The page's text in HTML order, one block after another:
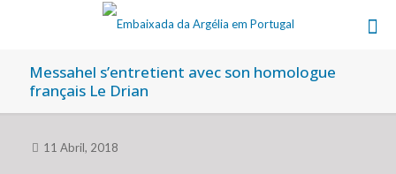
Messahel s’entretient avec son homologue
français Le Drian
11 Abril, 2018